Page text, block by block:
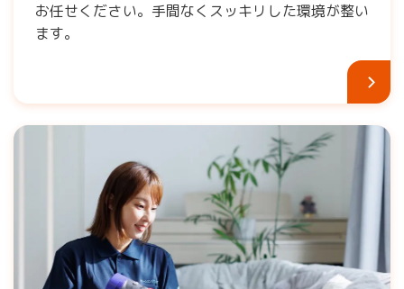
お任せください。手間なくスッキリした環境が整い
ます。